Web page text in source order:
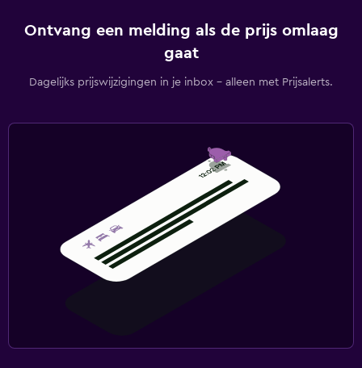
Ontvang een melding als de prijs omlaag
gaat
Dagelijks prijswijzigingen in je inbox - alleen met Prijsalerts.